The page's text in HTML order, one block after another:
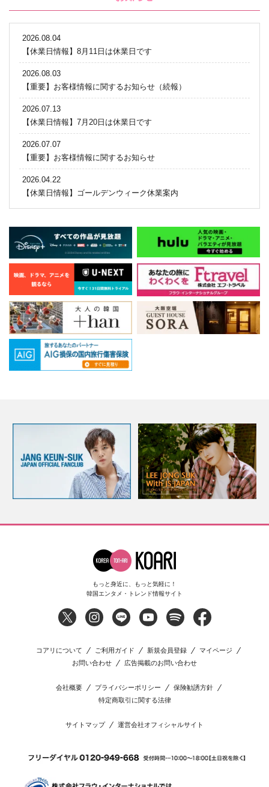
2026.08.04
【休業日情報】8月11日は休業日です
2026.08.03
【重要】お客様情報に関するお知らせ（続報）
2026.07.13
【休業日情報】7月20日は休業日です
2026.07.07
【重要】お客様情報に関するお知らせ
2026.04.22
【休業日情報】ゴールデンウィーク休業案内
もっと身近に、もっと気軽に！
韓国エンタメ・トレンド情報サイト
コアリについて ご利用ガイド 新規会員登録
マイページ
お問い合わせ
広告掲載のお問い合わせ
会社概要 プライバシーポリシー
保険勧誘方針
特定商取引に関する法律
サイトマップ 運営会社オフィシャルサイト